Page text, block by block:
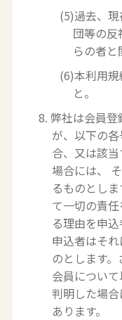
(5)過去、
団等の反
らの者と
(6)本利用
と。
8. 弊社は会員
が、以下の
合、又は該
場合には、
るものとし
て一切の責
る理由を申込
申込者はそ
のとします。
会員につい
判明した場
あります。